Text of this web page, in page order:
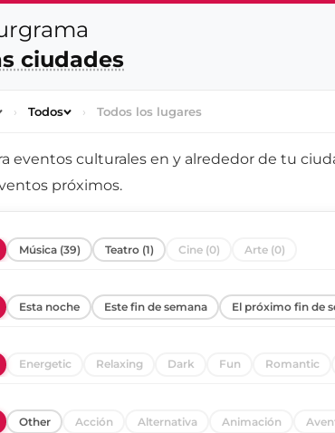
ciudades
› Todos › Todos los lugares
eventos culturales en y alrededor de tu
próximos.
Música (39) Teatro (1) Cine (0) Arte (0)
Esta noche Este fin de semana El próximo fin de
Energetic Relaxing Dark Fun Romantic
Other Acción Alternativa Animación